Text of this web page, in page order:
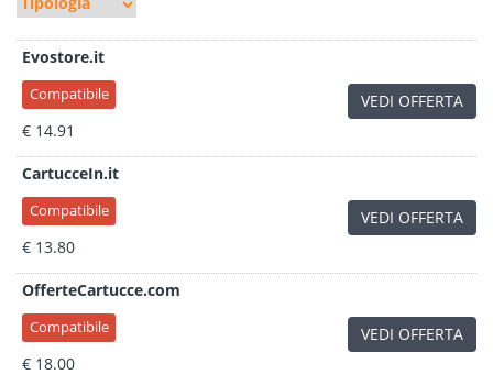
Evostore.it
Compatibile
€ 14.91
VEDI OFFERTA
CartucceIn.it
Compatibile
€ 13.80
VEDI OFFERTA
OfferteCartucce.com
Compatibile
€ 18.00
VEDI OFFERTA